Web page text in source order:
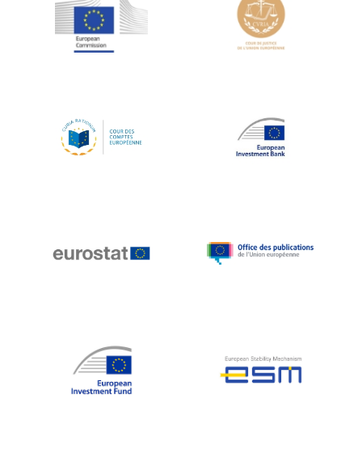
Jean-Louis Schiltz
Jean-Victor Louis
Johnny Åkerholm
Katharien L.C. Hunt
Klaus-Heiner Lehne
Koen LENAERTS
Lars Heikensten